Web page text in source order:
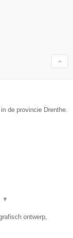
de provincie Drenthe.
▼
ontwerp,